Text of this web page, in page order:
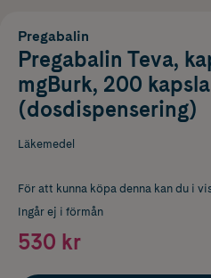
Pregabalin
Pregabalin Teva,
mgBurk, 200
(dosdispensering)
Läkemedel
För att kunna köpa denna kan du i
Ingår ej i förmån
530 kr